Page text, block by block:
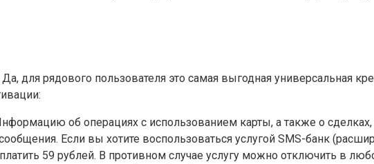
для рядового пользователя это самая выгодная универсальная
об операциях с использованием карты, а также о
Если вы хотите воспользоваться услугой SMS-банк
59 рублей. В противном случае услугу можно отключить в